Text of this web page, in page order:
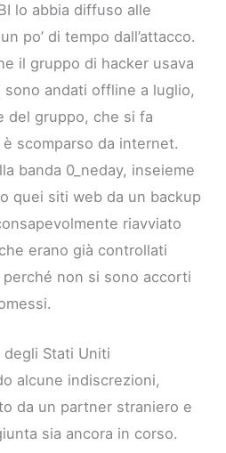
lo abbia diffuso alle
po’ di tempo dall’attacco.
il gruppo di hacker usava
andati offline a luglio,
del gruppo, che si fa
è scomparso da internet.
banda 0_neday, inseieme
quei siti web da un backup
riavviato
erano già controllati
perché non si sono accorti
degli Stati Uniti
alcune indiscrezioni,
da un partner straniero e
sia ancora in corso.